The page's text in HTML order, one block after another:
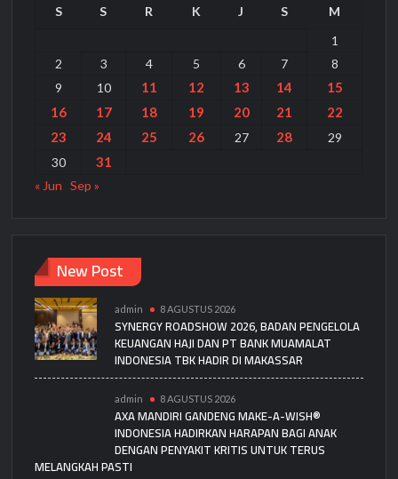
S S R K J S
M
1
2
3 4 5 6 7
8
9
10 11 12 13 14
15
16
17 18 19 20 21
22
23
24 25 26 27 28
29
30
31
« Jun Sep »
New Post
admin 8 AGUSTUS 2026
SYNERGY ROADSHOW 2026, BADAN PENGELOLA
KEUANGAN HAJI DAN PT BANK MUAMALAT
INDONESIA TBK HADIR DI MAKASSAR
admin 8 AGUSTUS 2026
AXA MANDIRI GANDENG MAKE-A-WISH®
INDONESIA HADIRKAN HARAPAN BAGI ANAK
DENGAN PENYAKIT KRITIS UNTUK TERUS
MELANGKAH PASTI